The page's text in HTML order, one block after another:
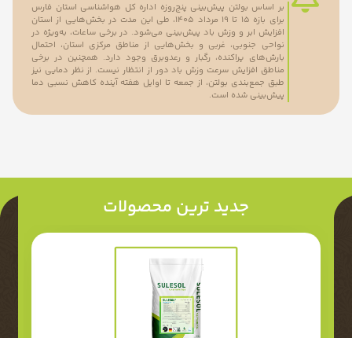
بر اساس بولتن پیش‌بینی پنج‌روزه اداره کل هواشناسی استان فارس
برای بازه ۱۵ تا ۱۹ مرداد ۱۴۰۵، طی این مدت در بخش‌هایی از استان
افزایش ابر و وزش باد پیش‌بینی می‌شود. در برخی ساعات، به‌ویژه در
نواحی جنوبی، غربی و بخش‌هایی از مناطق مرکزی استان، احتمال
بارش‌های پراکنده، رگبار و رعدوبرق وجود دارد. همچنین در برخی
مناطق افزایش سرعت وزش باد دور از انتظار نیست. از نظر دمایی نیز
طبق جمع‌بندی بولتن، از جمعه تا اوایل هفته آینده کاهش نسبی دما
پیش‌بینی شده است.
جدید ترین محصولات